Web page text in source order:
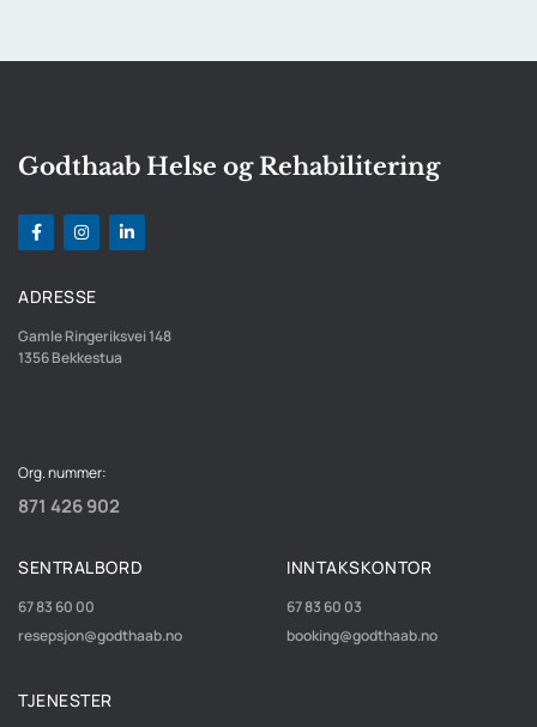
Godthaab Helse og Rehabilitering
ADRESSE
Gamle Ringeriksvei 148
1356Bekkestua
Org. nummer:
871 426 902
SENTRALBORD
67 83 60 00
resepsjon@godthaab.no
INNTAKSKONTOR
67 83 60 03
booking@godthaab.no
TJENESTER